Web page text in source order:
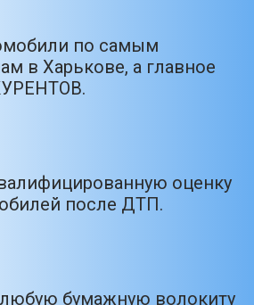
по самым
в Харькове, а главное
оценку
после ДТП.
бумажную волокиту